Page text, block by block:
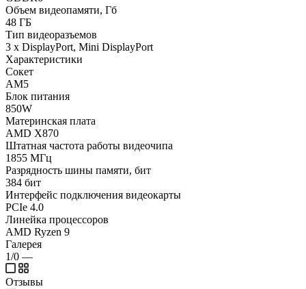
Объем видеопамяти, Гб
48 ГБ
Тип видеоразъемов
3 x DisplayPort, Mini DisplayPort
Характеристики
Сокет
AM5
Блок питания
850W
Материнская плата
AMD X870
Штатная частота работы видеочипа
1855 МГц
Разрядность шины памяти, бит
384 бит
Интерфейс подключения видеокарты
PCIe 4.0
Линейка процессоров
AMD Ryzen 9
Галерея
1/0 —
Отзывы